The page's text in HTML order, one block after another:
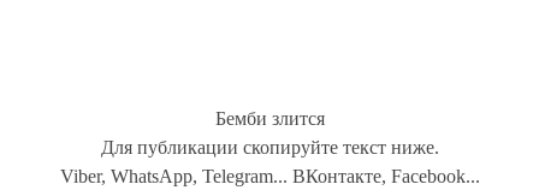
Бемби злится
Для публикации скопируйте текст ниже.
Viber, WhatsApp, Telegram... ВКонтакте, Facebook...